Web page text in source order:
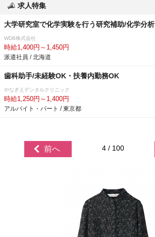
求人特集
大学研究室で化学実験を行う研究補助/化学分析
WDB株式会社
時給1,400円～1,450円
派遣社員 / 北海道
歯科助手/未経験OK・扶養内勤務OK
なぎえデンタルクリニック
時給1,250円～1,400円
アルバイト・パート / 東京都
前へ 4 / 100